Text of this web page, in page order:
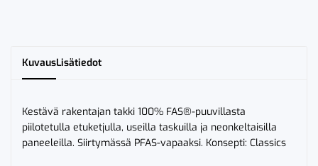
KuvausLisätiedot
Kestävä rakentajan takki 100% FAS®-puuvillasta
piilotetulla etuketjulla, useilla taskuilla ja neonkeltaisilla
paneeleilla. Siirtymässä PFAS-vapaaksi. Konsepti: Classics